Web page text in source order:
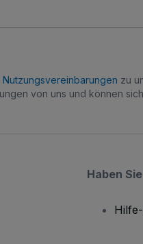
Nutzungsvereinbarungen zu
von uns und können
Haben